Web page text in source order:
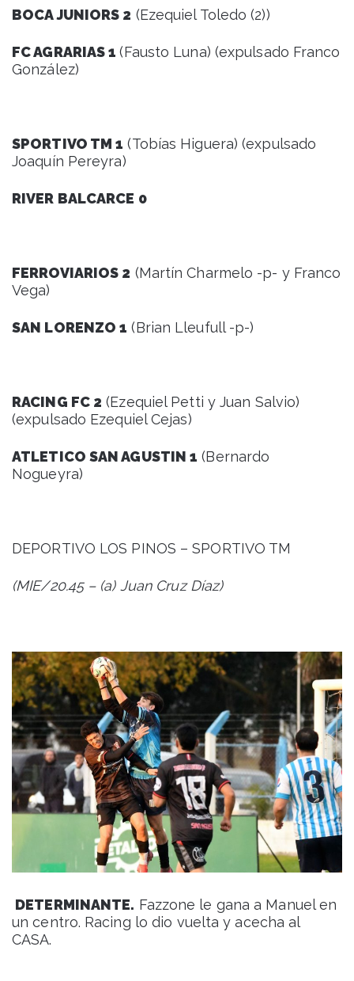
BOCA JUNIORS 2 (Ezequiel Toledo (2))
FC AGRARIAS 1(Fausto Luna) (expulsado Franco
González)
SPORTIVO TM 1 (Tobías Higuera) (expulsado
Joaquín Pereyra)
RIVER BALCARCE 0
FERROVIARIOS 2 (Martín Charmelo -p- y Franco
Vega)
SAN LORENZO 1 (Brian Lleufull -p-)
RACING FC 2 (Ezequiel Petti y Juan Salvio)
(expulsado Ezequiel Cejas)
ATLETICO SAN AGUSTIN 1 (Bernardo
Nogueyra)
DEPORTIVO LOS PINOS – SPORTIVO TM
(MIE/20.45 – (a) Juan Cruz Díaz)
DETERMINANTE. Fazzone le gana a Manuel en
un centro. Racing lo dio vuelta y acecha al
CASA.